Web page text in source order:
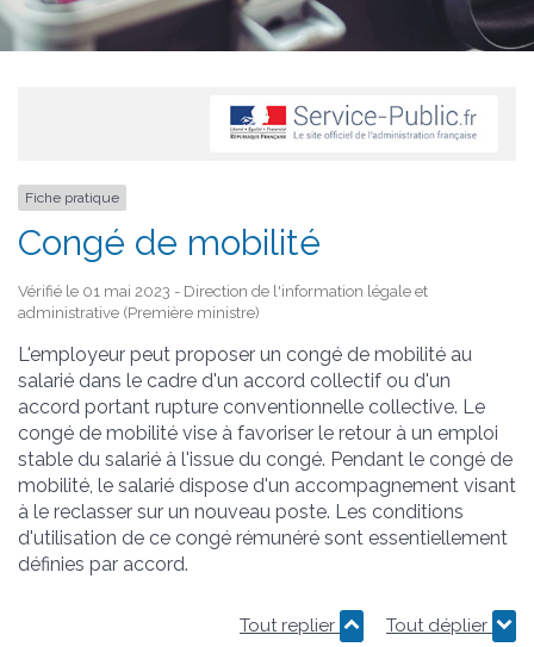
Fiche pratique
Congé de mobilité
Vérifié le 01 mai 2023 - Direction de l'information légale et
administrative (Première ministre)
L'employeur peut proposer un congé de mobilité au
salarié dans le cadre d'un accord collectif ou d'un
accord portant rupture conventionnelle collective. Le
congé de mobilité vise à favoriser le retour à un emploi
stable du salarié à l'issue du congé. Pendant le congé de
mobilité, le salarié dispose d'un accompagnement visant
à le reclasser sur un nouveau poste. Les conditions
d'utilisation de ce congé rémunéré sont essentiellement
définies par accord.
Tout replier Tout déplier